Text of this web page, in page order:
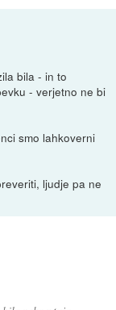
bila - in to
- verjetno ne bi
smo lahkoverni
ljudje pa ne